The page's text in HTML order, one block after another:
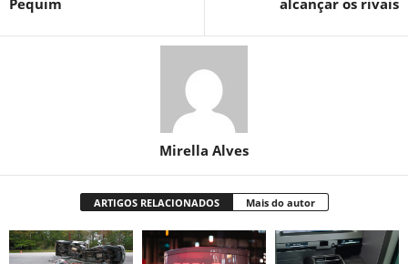
Mirella Alves
ARTIGOS RELACIONADOS Mais do autor